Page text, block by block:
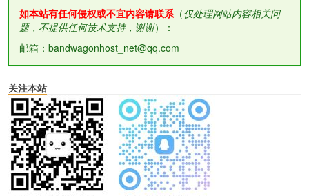
如本站有任何侵权或不宜内容请联系 （仅处理网站内容相关问
题，不提供任何技术支持，谢谢）：
邮箱：bandwagonhost_net@qq.com
关注本站